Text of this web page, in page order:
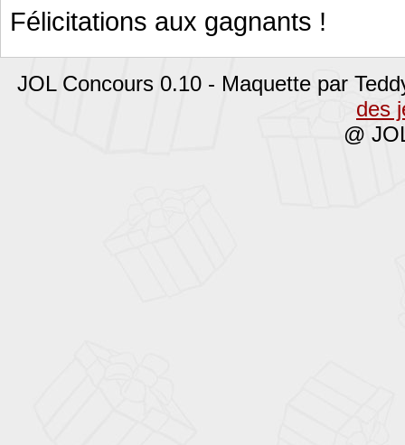
Félicitations aux gagnants !
JOL Concours 0.10 - Maquette par
des
@